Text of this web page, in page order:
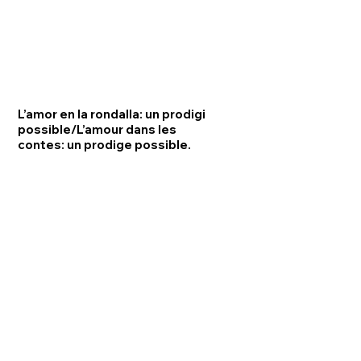
L’amor en la rondalla: un prodigi
possible/L’amour dans les
contes: un prodige possible.